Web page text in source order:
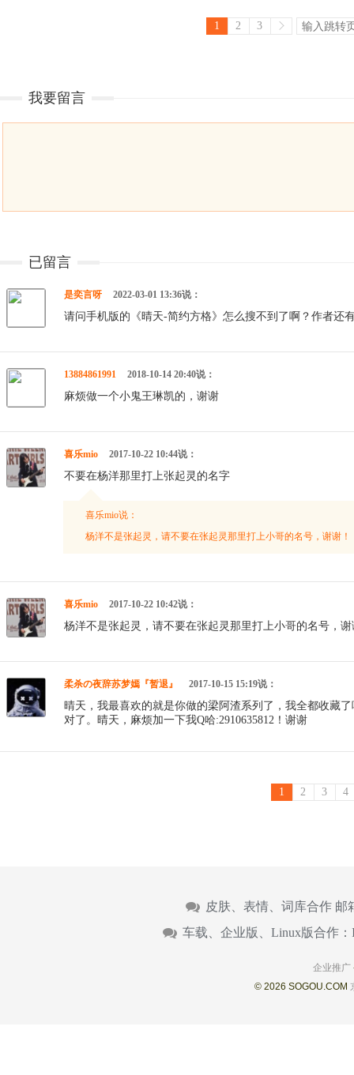
1 2 3
我要留言
已留言
是奕言呀 2022-03-01 13:36说：
请问手机版的《晴天-简约方格》怎么搜不到了啊？作者还
13884861991 2018-10-14 20:40说：
麻烦做一个小鬼王琳凯的，谢谢
喜乐mio 2017-10-22 10:44说：
不要在杨洋那里打上张起灵的名字
喜乐mio说：
杨洋不是张起灵，请不要在张起灵那里打上小哥的名号，谢谢！
喜乐mio 2017-10-22 10:42说：
杨洋不是张起灵，请不要在张起灵那里打上小哥的名号，谢
柔杀の夜辞苏梦嫣『暂退』 2017-10-15 15:19说：
晴天，我最喜欢的就是你做的梁阿渣系列了，我全都收藏
对了。晴天，麻烦加一下我Q哈:2910635812！谢谢
1 2 3 4
皮肤、表情、词库合作 邮
车载、企业版、Linux版合作：
企业推广
© 2026 SOGOU.COM